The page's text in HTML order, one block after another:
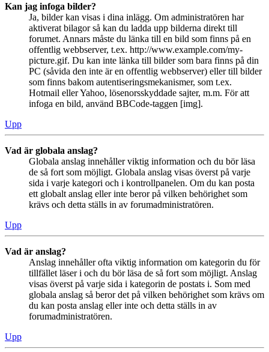
Kan jag infoga bilder?
Ja, bilder kan visas i dina inlägg. Om administratören har
aktiverat bilagor så kan du ladda upp bilderna direkt till
forumet. Annars måste du länka till en bild som finns på en
offentlig webbserver, t.ex. http://www.example.com/my-
picture.gif. Du kan inte länka till bilder som bara finns på din
PC (såvida den inte är en offentlig webbserver) eller till bilder
som finns bakom autentiseringsmekanismer, som t.ex.
Hotmail eller Yahoo, lösenorsskyddade sajter, m.m. För att
infoga en bild, använd BBCode-taggen [img].
Upp
Vad är globala anslag?
Globala anslag innehåller viktig information och du bör läsa
de så fort som möjligt. Globala anslag visas överst på varje
sida i varje kategori och i kontrollpanelen. Om du kan posta
ett globalt anslag eller inte beror på vilken behörighet som
krävs och detta ställs in av forumadministratören.
Upp
Vad är anslag?
Anslag innehåller ofta viktig information om kategorin du för
tillfället läser i och du bör läsa de så fort som möjligt. Anslag
visas överst på varje sida i kategorin de postats i. Som med
globala anslag så beror det på vilken behörighet som krävs om
du kan posta anslag eller inte och detta ställs in av
forumadministratören.
Upp